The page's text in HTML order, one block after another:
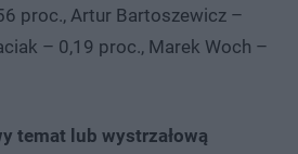
proc., Artur Bartoszewicz –
– 0,19 proc., Marek Woch –
temat lub wystrzałową